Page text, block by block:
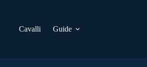
Cavalli Guide